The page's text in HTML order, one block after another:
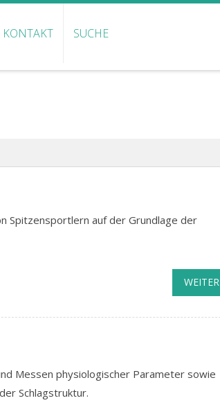
KONTAKT SUCHE
Spitzensportlern auf der Grundlage der
WEITER
Messen physiologischer Parameter sowie
Schlagstruktur.